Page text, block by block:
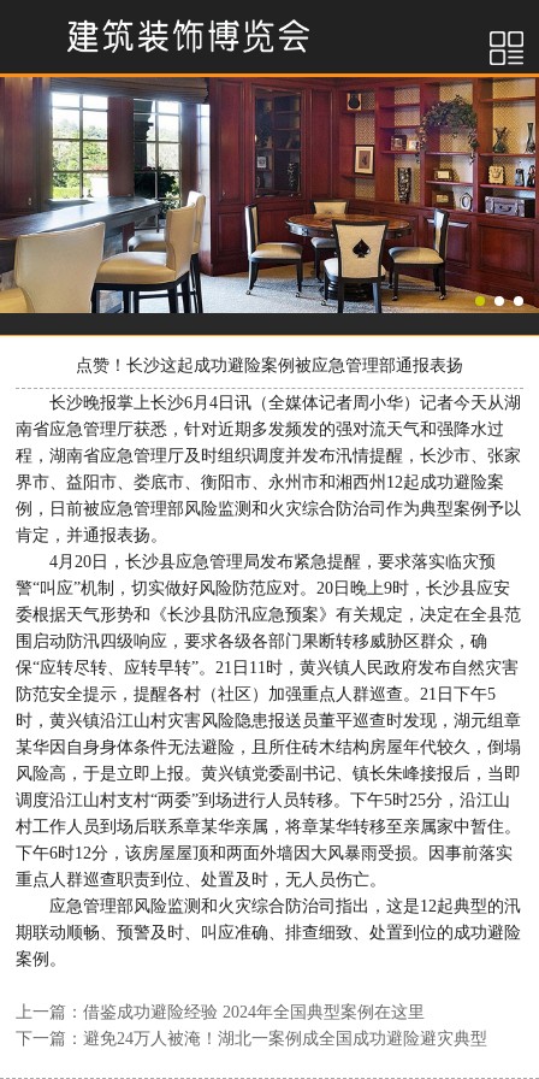
点赞！长沙这起成功避险案例被应急管理部通报表扬
长沙晚报掌上长沙6月4日讯（全媒体记者周小华）记者今天从湖
南省应急管理厅获悉，针对近期多发频发的强对流天气和强降水过
程，湖南省应急管理厅及时组织调度并发布汛情提醒，长沙市、张家
界市、益阳市、娄底市、衡阳市、永州市和湘西州12起成功避险案
例，日前被应急管理部风险监测和火灾综合防治司作为典型案例予以
肯定，并通报表扬。
4月20日，长沙县应急管理局发布紧急提醒，要求落实临灾预
警“叫应”机制，切实做好风险防范应对。20日晚上9时，长沙县应安
委根据天气形势和《长沙县防汛应急预案》有关规定，决定在全县范
围启动防汛四级响应，要求各级各部门果断转移威胁区群众，确
保“应转尽转、应转早转”。21日11时，黄兴镇人民政府发布自然灾害
防范安全提示，提醒各村（社区）加强重点人群巡查。21日下午5
时，黄兴镇沿江山村灾害风险隐患报送员董平巡查时发现，湖元组章
某华因自身身体条件无法避险，且所住砖木结构房屋年代较久，倒塌
风险高，于是立即上报。黄兴镇党委副书记、镇长朱峰接报后，当即
调度沿江山村支村“两委”到场进行人员转移。下午5时25分，沿江山
村工作人员到场后联系章某华亲属，将章某华转移至亲属家中暂住。
下午6时12分，该房屋屋顶和两面外墙因大风暴雨受损。因事前落实
重点人群巡查职责到位、处置及时，无人员伤亡。
应急管理部风险监测和火灾综合防治司指出，这是12起典型的汛
期联动顺畅、预警及时、叫应准确、排查细致、处置到位的成功避险
案例。
上一篇：借鉴成功避险经验 2024年全国典型案例在这里
下一篇：避免24万人被淹！湖北一案例成全国成功避险避灾典型